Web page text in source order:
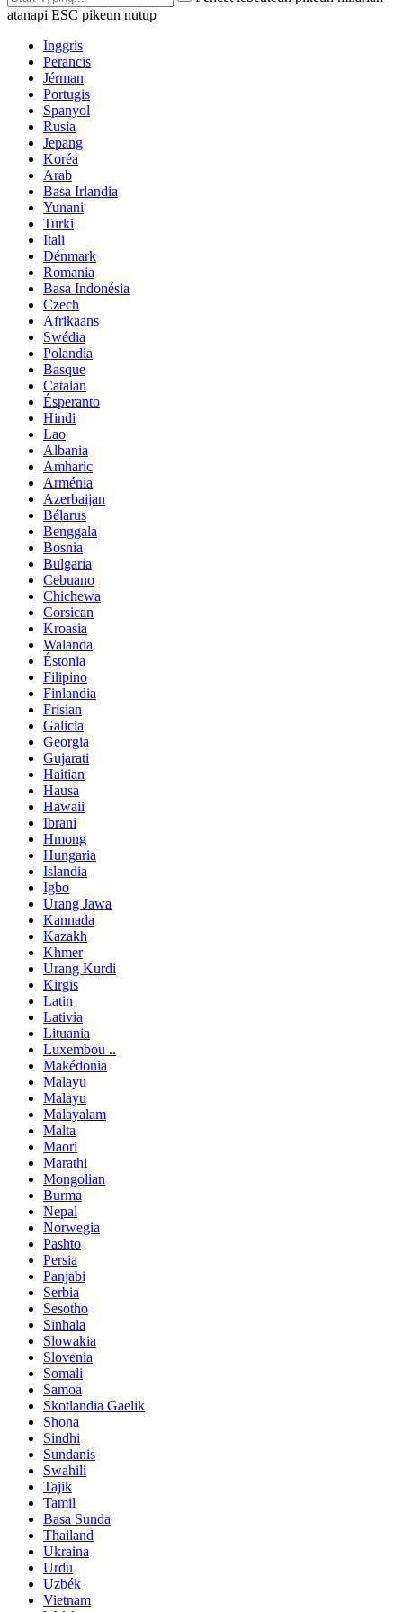
atanapi ESC pikeun nutup
Inggris
Perancis
Jérman
Portugis
Spanyol
Rusia
Jepang
Koréa
Arab
Basa Irlandia
Yunani
Turki
Itali
Dénmark
Romania
Basa Indonésia
Czech
Afrikaans
Swédia
Polandia
Basque
Catalan
Ésperanto
Hindi
Lao
Albania
Amharic
Arménia
Azerbaijan
Bélarus
Benggala
Bosnia
Bulgaria
Cebuano
Chichewa
Corsican
Kroasia
Walanda
Éstonia
Filipino
Finlandia
Frisian
Galicia
Georgia
Gujarati
Haitian
Hausa
Hawaii
Ibrani
Hmong
Hungaria
Islandia
Igbo
Urang Jawa
Kannada
Kazakh
Khmer
Urang Kurdi
Kirgis
Latin
Lativia
Lituania
Luxembou ..
Makédonia
Malayu
Malayu
Malayalam
Malta
Maori
Marathi
Mongolian
Burma
Nepal
Norwegia
Pashto
Persia
Panjabi
Serbia
Sesotho
Sinhala
Slowakia
Slovenia
Somali
Samoa
Skotlandia Gaelik
Shona
Sindhi
Sundanis
Swahili
Tajik
Tamil
Basa Sunda
Thailand
Ukraina
Urdu
Uzbék
Vietnam